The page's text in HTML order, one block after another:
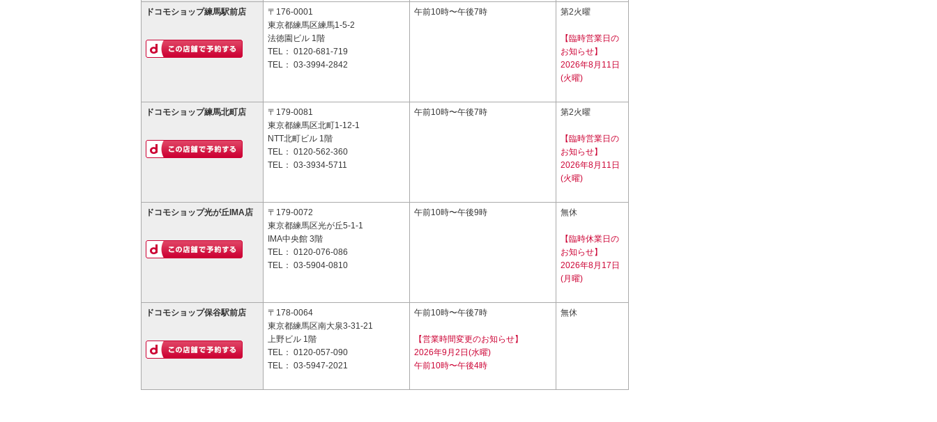
ドコモショップ練馬駅前店
〒176-0001
東京都練馬区練馬1-5-2
法徳園ビル 1階
TEL： 0120-681-719
TEL： 03-3994-2842
午前10時〜午後7時 第2火曜
【臨時営業日の
お知らせ】
2026年8月11日
(火曜)
ドコモショップ練馬北町店
〒179-0081
東京都練馬区北町1-12-1
NTT北町ビル 1階
TEL： 0120-562-360
TEL： 03-3934-5711
午前10時〜午後7時 第2火曜
【臨時営業日の
お知らせ】
2026年8月11日
(火曜)
ドコモショップ光が丘IMA店
〒179-0072
東京都練馬区光が丘5-1-1
IMA中央館 3階
TEL： 0120-076-086
TEL： 03-5904-0810
午前10時〜午後9時 無休
【臨時休業日の
お知らせ】
2026年8月17日
(月曜)
ドコモショップ保谷駅前店
〒178-0064
東京都練馬区南大泉3-31-21
上野ビル 1階
TEL： 0120-057-090
TEL： 03-5947-2021
午前10時〜午後7時
【営業時間変更のお知らせ】
2026年9月2日(水曜)
午前10時〜午後4時
無休